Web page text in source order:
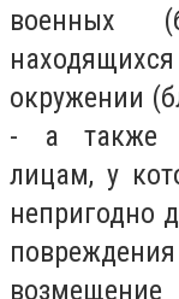
военных
окружении
- а также
лицам, у
непригодно
возмещение